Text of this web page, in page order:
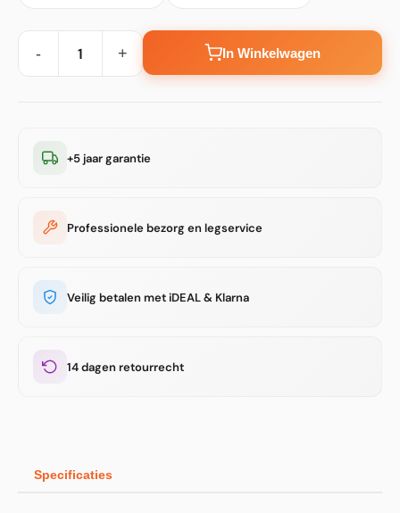
- + In Winkelwagen
+5 jaar garantie
Professionele bezorg en legservice
Veilig betalen met iDEAL & Klarna
14 dagen retourrecht
Specificaties